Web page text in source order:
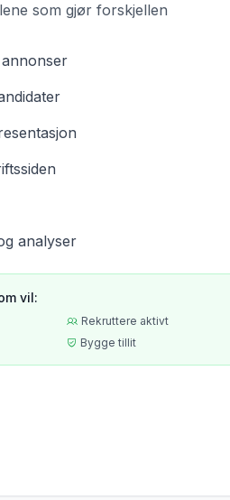
som gjør forskjellen
analyser
vil:
Rekruttere aktivt
Bygge tillit